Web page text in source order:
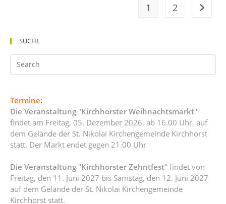
1 2
SUCHE
Termine:
Die Veranstaltung "Kirchhorster Weihnachtsmarkt"
findet am Freitag, 05. Dezember 2026, ab 16.00 Uhr, auf
dem Gelände der St. Nikolai Kirchengemeinde Kirchhorst
statt. Der Markt endet gegen 21.00 Uhr
Die Veranstaltung "Kirchhorster Zehntfest" findet von
Freitag, den 11. Juni 2027 bis Samstag, den 12. Juni 2027
auf dem Gelände der St. Nikolai Kirchengemeinde
Kirchhorst statt.